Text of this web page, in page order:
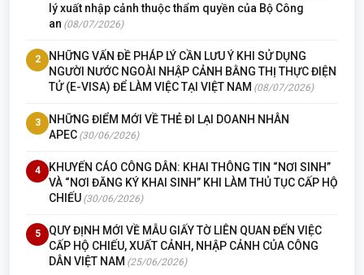
lý xuất nhập cảnh thuộc thẩm quyền của Bộ Công
an (08/07/2026)
2
NHỮNG VẤN ĐỀ PHÁP LÝ CẦN LƯU Ý KHI SỬ DỤNG
NGƯỜI NƯỚC NGOÀI NHẬP CẢNH BẰNG THỊ THỰC ĐIỆN
TỬ (E-VISA) ĐỂ LÀM VIỆC TẠI VIỆT NAM (08/07/2026)
3
NHỮNG ĐIỂM MỚI VỀ THẺ ĐI LẠI DOANH NHÂN
APEC (30/06/2026)
4
KHUYẾN CÁO CÔNG DÂN: KHAI THÔNG TIN “NƠI SINH”
VÀ “NƠI ĐĂNG KÝ KHAI SINH” KHI LÀM THỦ TỤC CẤP HỘ
CHIẾU (30/06/2026)
5
QUY ĐỊNH MỚI VỀ MẪU GIẤY TỜ LIÊN QUAN ĐẾN VIỆC
CẤP HỘ CHIẾU, XUẤT CẢNH, NHẬP CẢNH CỦA CÔNG
DÂN VIỆT NAM (25/06/2026)